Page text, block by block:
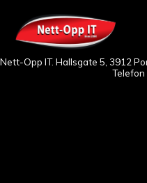
Nett-Opp IT. Hallsgate 5, 3912
Telefon